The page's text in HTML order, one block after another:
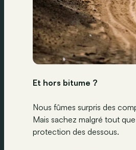
Et hors bitume ?
Nous fûmes surpris des
Mais sachez malgré tout
protection des dessous.